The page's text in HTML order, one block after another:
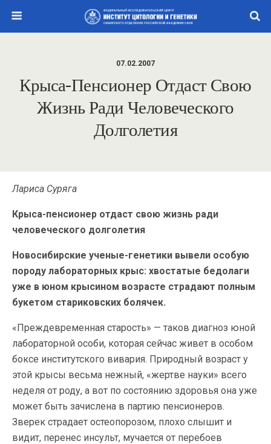
07.02.2007
Крыса-Пенсионер Отдаст Свою
Жизнь Ради Человеческого
Долголетия
Лариса Суряга
Крыса-пенсионер отдаст свою жизнь ради
человеческого долголетия
Новосибирские ученые-генетики вывели особую
породу лабораторных крыс: хвостатые бедолаги
уже в юном крысином возрасте страдают полным
букетом стариковских болячек.
«Преждевременная старость» — таков диагноз юной
лабораторной особи, которая сейчас живет в особом
боксе институтского вивария. Природный возраст у
этой крысы весьма нежный, «жертве науки» всего
неделя от роду, а вот по состоянию здоровья она уже
может быть зачислена в партию пенсионеров.
Зверек страдает остеопорозом, плохо слышит и
видит, перенес инсульт, мучается от перебоев